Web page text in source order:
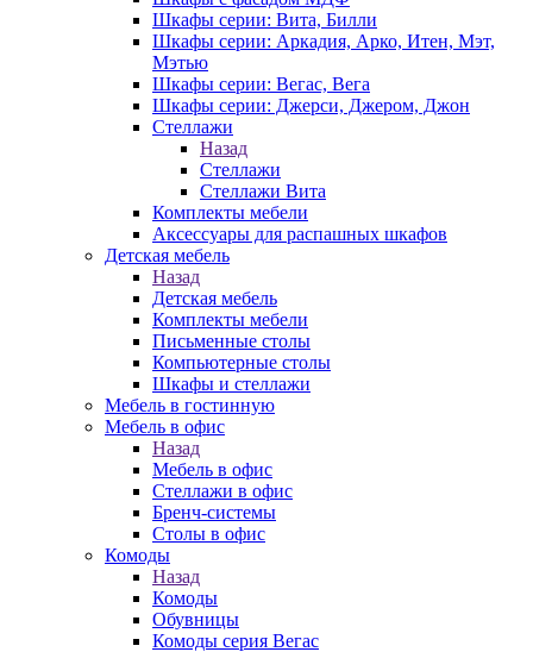
Шкафы серии: Вита, Билли
Шкафы серии: Аркадия, Арко, Итен, Мэт,
Мэтью
Шкафы серии: Вегас, Вега
Шкафы серии: Джерси, Джером, Джон
Стеллажи
Назад
Стеллажи
Стеллажи Вита
Комплекты мебели
Аксессуары для распашных шкафов
Детская мебель
Назад
Детская мебель
Комплекты мебели
Письменные столы
Компьютерные столы
Шкафы и стеллажи
Мебель в гостинную
Мебель в офис
Назад
Мебель в офис
Стеллажи в офис
Бренч-системы
Столы в офис
Комоды
Назад
Комоды
Обувницы
Комоды серия Вегас